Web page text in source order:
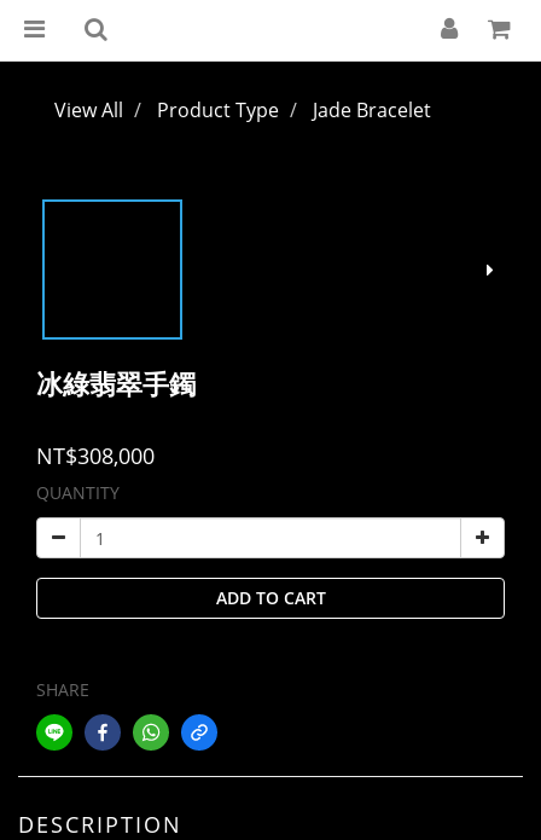
View All Product Type Jade Bracelet
冰綠翡翠手鐲
NT$308,000
QUANTITY
ADD TO CART
SHARE
DESCRIPTION